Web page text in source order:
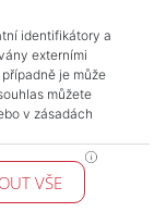
identifikátory a
externími
je může
můžete
v zásadách
VŠE